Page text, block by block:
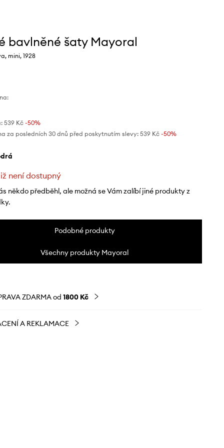
bavlněné šaty Mayoral
mini, 1928
539 Kč-50%
za posledních 30 dnů před poskytnutím slevy: 539 Kč -50%
není dostupný
někdo předběhl, ale možná se Vám zalíbí jiné produkty z
Podobné produkty
Všechny produkty Mayoral
ZDARMA od 1800 Kč
A REKLAMACE